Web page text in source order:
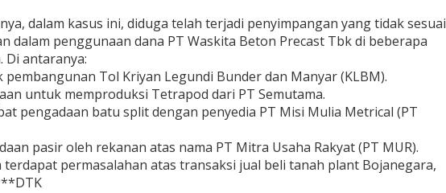
dalam kasus ini, diduga telah terjadi penyimpangan yang tidak sesuai
dalam penggunaan dana PT Waskita Beton Precast Tbk di beberapa
Di antaranya:
pembangunan Tol Kriyan Legundi Bunder dan Manyar (KLBM).
untuk memproduksi Tetrapod dari PT Semutama.
pengadaan batu split dengan penyedia PT Misi Mulia Metrical (PT
pasir oleh rekanan atas nama PT Mitra Usaha Rakyat (PT MUR).
terdapat permasalahan atas transaksi jual beli tanah plant Bojanegara,